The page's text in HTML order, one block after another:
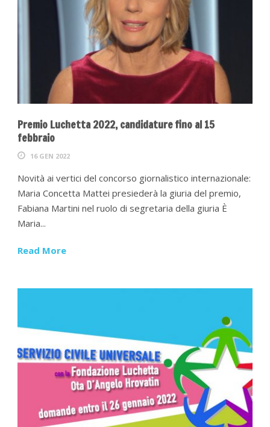
Premio Luchetta 2022, candidature fino al 15
febbraio
16 GEN 2022
Novità ai vertici del concorso giornalistico internazionale:
Maria Concetta Mattei presiederà la giuria del premio,
Fabiana Martini nel ruolo di segretaria della giuria È
Maria...
Read More